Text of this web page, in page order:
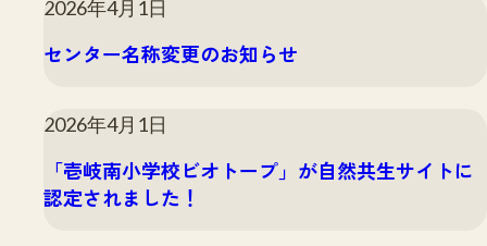
2026年4月1日
センター名称変更のお知らせ
2026年4月1日
「壱岐南小学校ビオトープ」が自然共生サイトに
認定されました！